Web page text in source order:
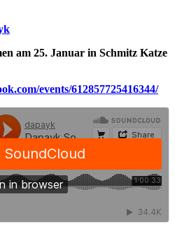
am 25. Januar in Schmitz Katze
events/612857725416344/